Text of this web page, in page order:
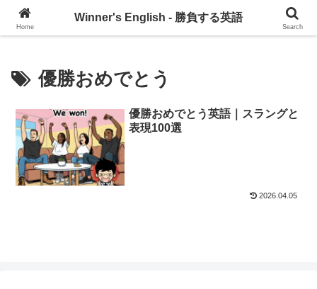
グローバル・コミュニケーションを習慣づけるブログ
優勝おめでとう
優勝おめでとう英語｜スラングと
表現100選
2026.04.05
Home
Winner's English - 勝負する英語
Search